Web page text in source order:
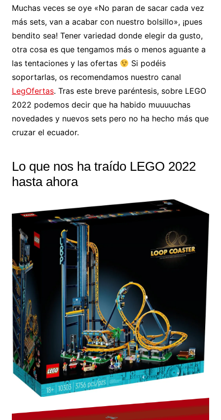
Muchas veces se oye «No paran de sacar cada vez
más sets, van a acabar con nuestro bolsillo», ¡pues
bendito sea! Tener variedad donde elegir da gusto,
otra cosa es que tengamos más o menos aguante a
las tentaciones y las ofertas
Si podéis
soportarlas, os recomendamos nuestro canal
LegOfertas. Tras este breve paréntesis, sobre LEGO
2022 podemos decir que ha habido muuuuchas
novedades y nuevos sets pero no ha hecho más que
cruzar el ecuador.
Lo que nos ha traído LEGO 2022
hasta ahora